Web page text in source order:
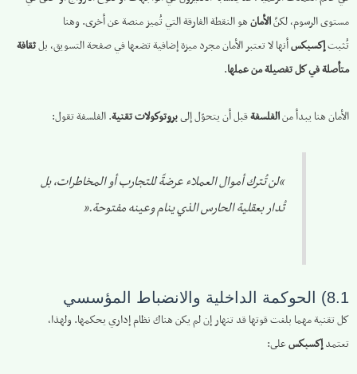
مستوى الرسوم، لكنَّالأمانهو النقطة الفارقة التي تُميز منصة عن أخرى. وهنا
تُثبتإكسبكسأنها لا تعتبر الأمان مجرد ميزة إضافية تضعها في صفحة التسويق، بلثقافة
متأصلة في كل تفصيلة من عملها.
الأمان هنا يبدأ منالفلسفةقبل أن يتحوّل إلىبروتوكولات تقنية. الفلسفة تقول:
“لن تُترك أموال العملاء عرضةً للتجارب أو المخاطرات، بل
تُدار بعقلية الحارس الذي ينام وعينه مفتوحة.”
8.1) الحوكمة الداخلية والانضباط المؤسسي
كل تقنية مهما بلغت قوتها قد تنهار إن لم يكن هناك نظام إداري يحكمها. ولهذا،
تعتمدإكسبكسعلى: